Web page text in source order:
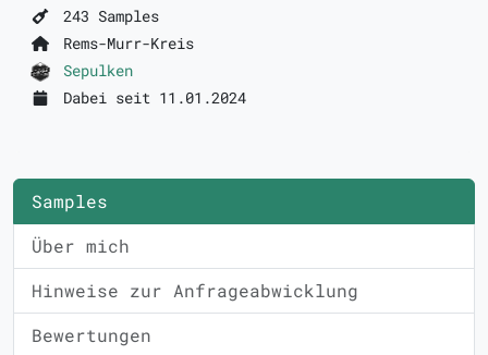
243 Samples
Rems-Murr-Kreis
Sepulken
Dabei seit 11.01.2024
Samples
Über mich
Hinweise zur Anfrageabwicklung
Bewertungen